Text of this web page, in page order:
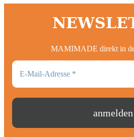
MAMIMADE direkt in